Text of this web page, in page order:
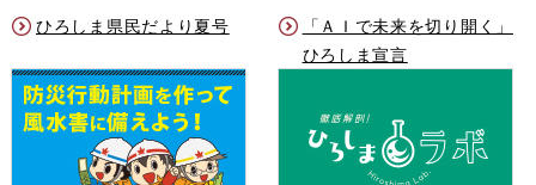
ひろしま県民だより夏号
「ＡＩで未来を切り開く」
ひろしま宣言